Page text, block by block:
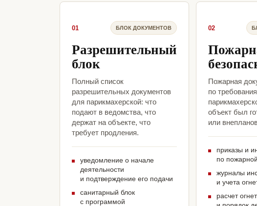
01 БЛОК ДОКУМЕНТОВ
Разрешительный
блок
Полный список
разрешительных документов
для парикмахерской: что
подают в ведомства, что
держат на объекте, что
требует продления.
уведомление о начале
деятельности
и подтверждение его подачи
санитарный блок
с программой
02
Пожарная
по
объект был
или
приказы и
по
журналы
и учета
расчет